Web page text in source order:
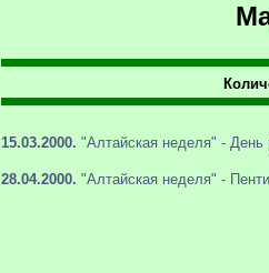
15.03.2000. "Алтайская неделя" -
28.04.2000. "Алтайская неделя" -